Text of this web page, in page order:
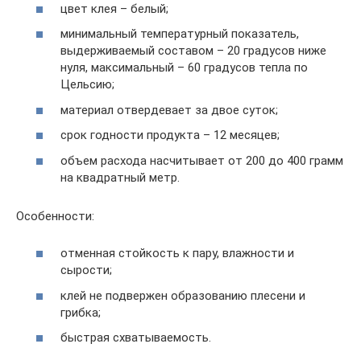
цвет клея – белый;
минимальный температурный показатель,
выдерживаемый составом – 20 градусов ниже
нуля, максимальный – 60 градусов тепла по
Цельсию;
материал отвердевает за двое суток;
срок годности продукта – 12 месяцев;
объем расхода насчитывает от 200 до 400 грамм
на квадратный метр.
Особенности:
отменная стойкость к пару, влажности и
сырости;
клей не подвержен образованию плесени и
грибка;
быстрая схватываемость.